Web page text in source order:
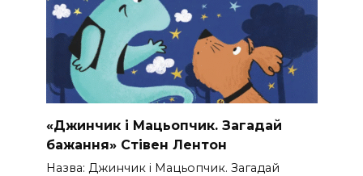
«Джинчик і Мацьопчик. Загадай
бажання» Стівен Лентон
Назва: Джинчик і Мацьопчик. Загадай